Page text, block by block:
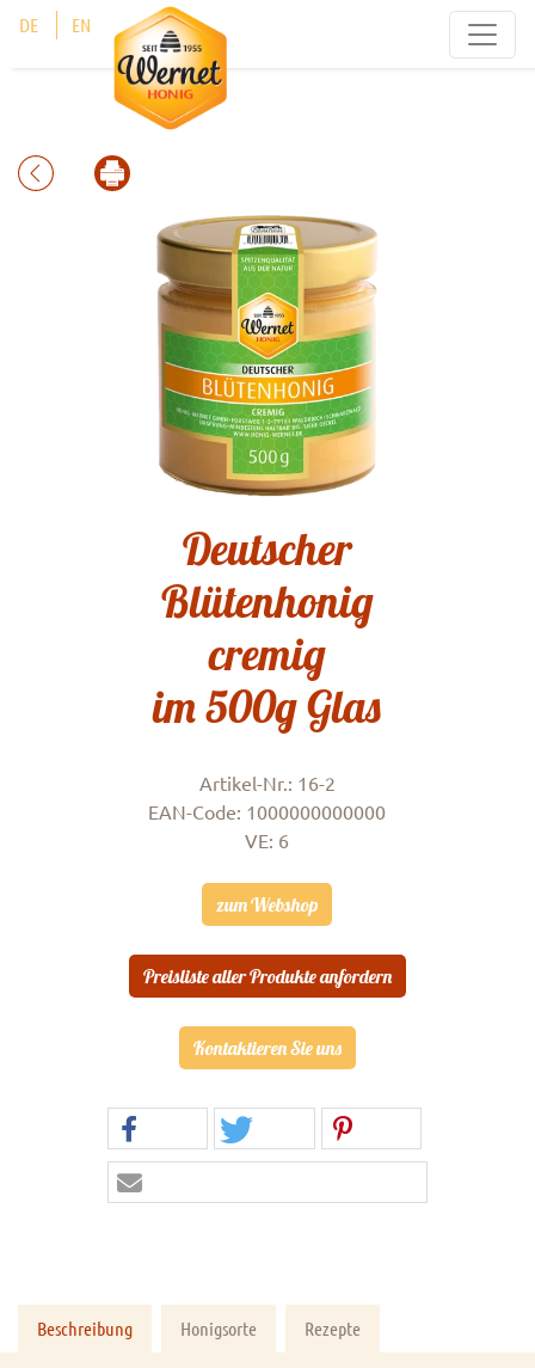
DE EN
Deutscher
Blütenhonig
cremig
im 500g Glas
Artikel-Nr.: 16-2
EAN-Code: 1000000000000
VE: 6
zum Webshop
Preisliste aller Produkte anfordern
Kontaktieren Sie uns
Beschreibung Honigsorte Rezepte
Cookie-Einstellungen